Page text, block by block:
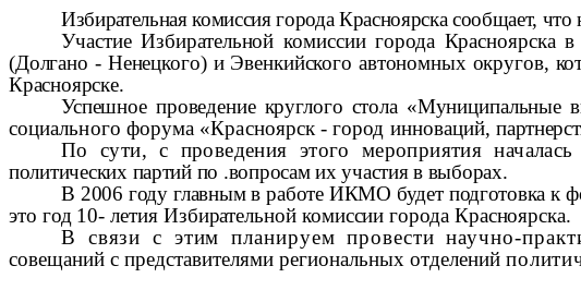
Избирательная комиссия города Красноярска сообщает, что
Участие Избирательной комиссии города Красноярска
(Долгано - Ненецкого) и Эвенкийского автономных округов,
Красноярске.
Успешное проведение круглого стола «Муниципальные
социального форума «Красноярск-город инноваций,
По сути, с проведения этого мероприятия
политических партий по .вопросам их участия в выборах.
В 2006 году главным в работе ИКМО будет подготовка к
это год 10- летия Избирательной комиссии города Красноярска.
В связи с этим планируем провести научно-
совещаний с представителями региональных отделений